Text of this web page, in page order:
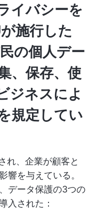
イバシーを
施行した
の個人デー
、保存、使
ジネスによ
規定してい
れ、企業が顧客と
響を与えている。
データ保護の3つの
入された：